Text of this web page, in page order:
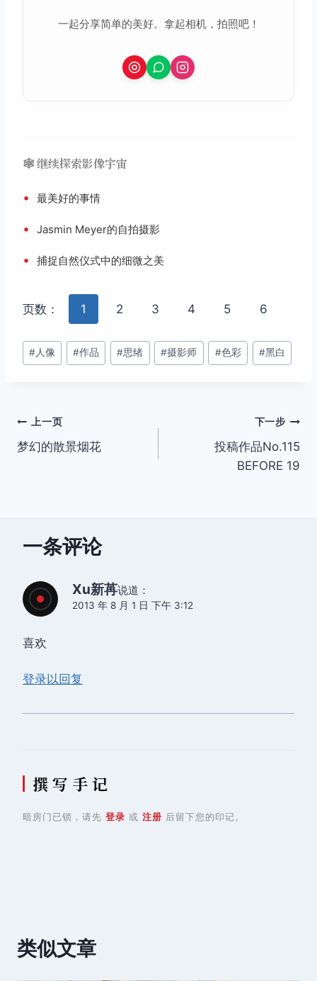
一起分享简单的美好。拿起相机，拍照吧！
🕸️ 继续探索影像宇宙
• 最美好的事情
• Jasmin Meyer的自拍摄影
• 捕捉自然仪式中的细微之美
页数： 1 2 3 4 5 6
文
章
#人像 #作品 #思绪 #摄影师 #色彩 #黑白
文
章
上一页
梦幻的散景烟花
下一步
投稿作品No.115
BEFORE 19
一条评论
Xu新苒说道：
2013 年 8 月 1 日 下午 3:12
喜欢
登录以回复
撰 写 手 记
暗房门已锁，请先 登录 或 注册 后留下您的印记。
类似文章